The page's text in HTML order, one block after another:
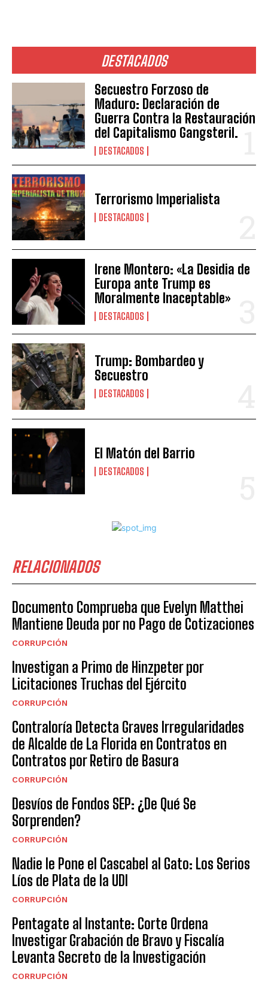
DESTACADOS
Secuestro Forzoso de
Maduro: Declaración de
Guerra Contra la Restauración
del Capitalismo Gangsteril.
DESTACADOS
Terrorismo Imperialista
DESTACADOS
Irene Montero: «La Desidia de
Europa ante Trump es
Moralmente Inaceptable»
DESTACADOS
Trump: Bombardeo y
Secuestro
DESTACADOS
El Matón del Barrio
DESTACADOS
RELACIONADOS
Documento Comprueba que Evelyn Matthei
Mantiene Deuda por no Pago de Cotizaciones
CORRUPCIÓN
Investigan a Primo de Hinzpeter por
Licitaciones Truchas del Ejército
CORRUPCIÓN
Contraloría Detecta Graves Irregularidades
de Alcalde de La Florida en Contratos en
Contratos por Retiro de Basura
CORRUPCIÓN
Desvíos de Fondos SEP: ¿De Qué Se
Sorprenden?
CORRUPCIÓN
Nadie le Pone el Cascabel al Gato: Los Serios
Líos de Plata de la UDI
CORRUPCIÓN
Pentagate al Instante: Corte Ordena
Investigar Grabación de Bravo y Fiscalía
Levanta Secreto de la Investigación
CORRUPCIÓN